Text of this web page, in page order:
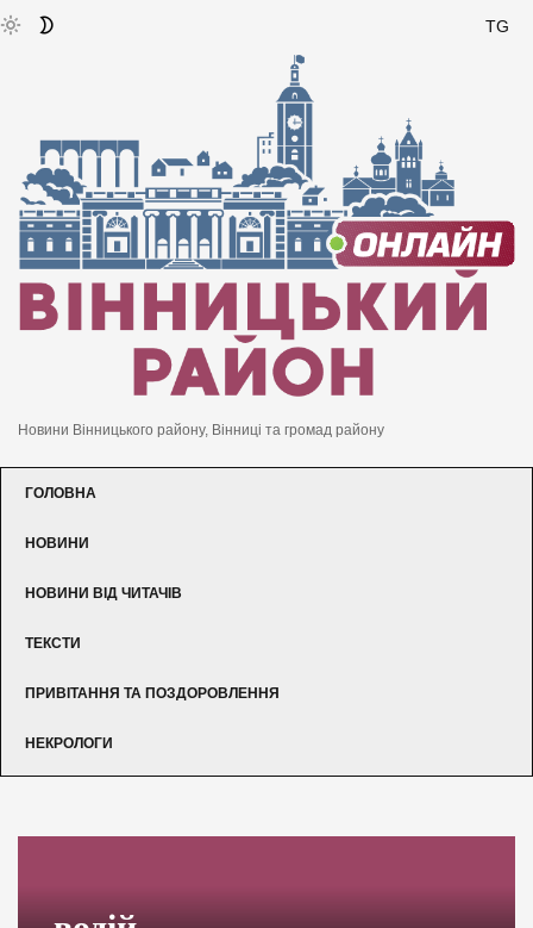
TG
Новини Вінницького району, Вінниці та громад району
ГОЛОВНА
НОВИНИ
НОВИНИ ВІД ЧИТАЧІВ
ТЕКСТИ
ПРИВІТАННЯ ТА ПОЗДОРОВЛЕННЯ
НЕКРОЛОГИ